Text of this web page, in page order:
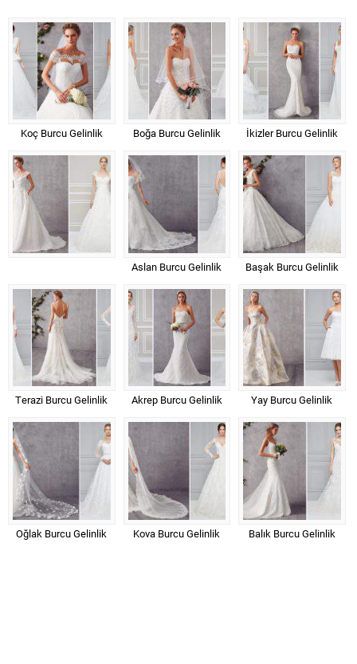
Koç Burcu Gelinlik Boğa Burcu Gelinlik İkizler Burcu Gelinlik
Aslan Burcu Gelinlik Başak Burcu Gelinlik
Terazi Burcu Gelinlik Akrep Burcu Gelinlik Yay Burcu Gelinlik
Oğlak Burcu Gelinlik Kova Burcu Gelinlik Balık Burcu Gelinlik